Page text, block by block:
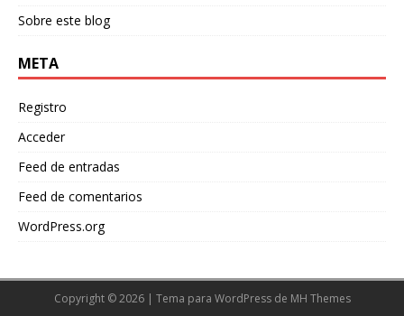
Sobre este blog
META
Registro
Acceder
Feed de entradas
Feed de comentarios
WordPress.org
Copyright © 2026 | Tema para WordPress de MH Themes